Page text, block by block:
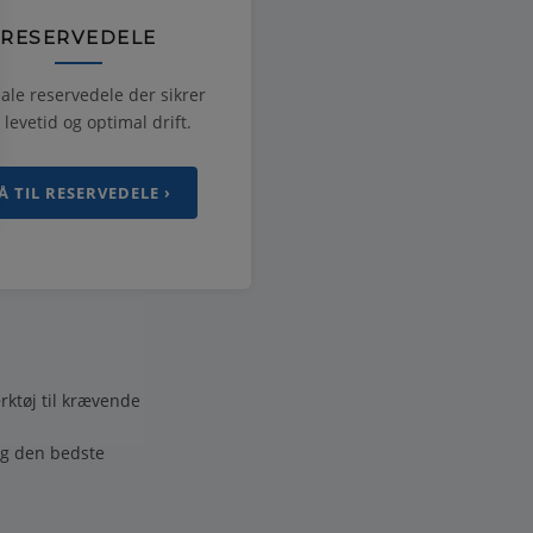
RESERVEDELE
reservedele der sikrer
levetid og optimal drift.
TIL RESERVEDELE ›
til krævende
den bedste